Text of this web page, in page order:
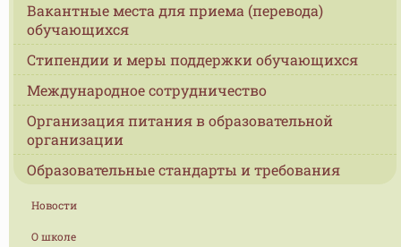
Вакантные места для приема (перевода)
обучающихся
Стипендии и меры поддержки обучающихся
Международное сотрудничество
Организация питания в образовательной
организации
Образовательные стандарты и требования
Новости
О школе